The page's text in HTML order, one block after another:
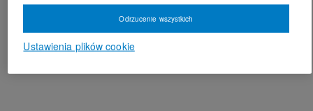
Ustawienia plików cookie
Odrzucenie wszystkich